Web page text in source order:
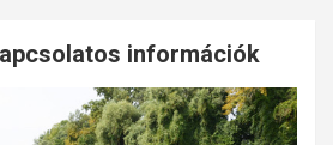
információk